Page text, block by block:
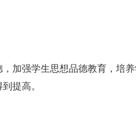
加强学生思想品德教育，培
提高。